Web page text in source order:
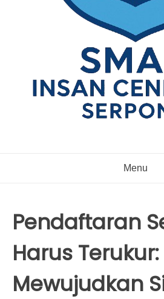
Menu
Pendaftaran
Harus Terukur:
Mewujudkan